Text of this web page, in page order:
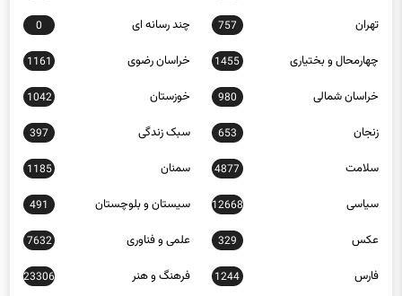
تهران 757 چند رسانه ای 0
چهارمحال و بختیاری 1455 خراسان رضوی 1161
خراسان شمالی 980 خوزستان 1042
زنجان 653 سبک زندگی 397
سلامت 4877 سمنان 1185
سیاسی 12668 سیستان و بلوچستان 491
عکس 329 علمی و فناوری 7632
فارس 1244 فرهنگ و هنر 23306